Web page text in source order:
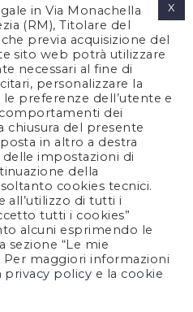
POLICY
POLICY
NOTES
US
in Via Monachella
(RM), Titolare del
previa acquisizione del
sito web potrà utilizzare
necessari al fine di
personalizzare la
preferenze dell’utente e
comportamenti dei
chiusura del presente
in altro a destra
impostazioni di
della
cookies tecnici.
all’utilizzo di tutti i
tutti i cookies”
alcuni esprimendo le
“Le mie
Per maggiori informazioni
privacy policy e la cookie
X